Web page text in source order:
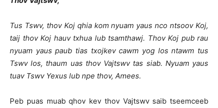
Tus Tswv, thov Koj qhia kom nyuam yaus nco ntsoov Koj,
taij thov Koj hauv txhua lub tsamthawj. Thov Koj pub rau
nyuam yaus paub tias txojkev cawm yog los ntawm tus
Tswv los, thaum uas thov Vajtswv tas siab. Nyuam yaus
tuav Tswv Yexus lub npe thov, Amees.
Peb puas muab qhov kev thov Vajtswv saib tseemceeb